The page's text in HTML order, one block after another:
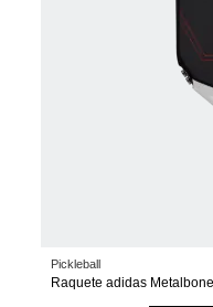
Pickleball
Raquete adidas